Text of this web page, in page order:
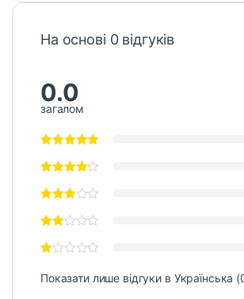
На основі 0 відгуків
0.0
загалом
Показати лише відгуки в Українська